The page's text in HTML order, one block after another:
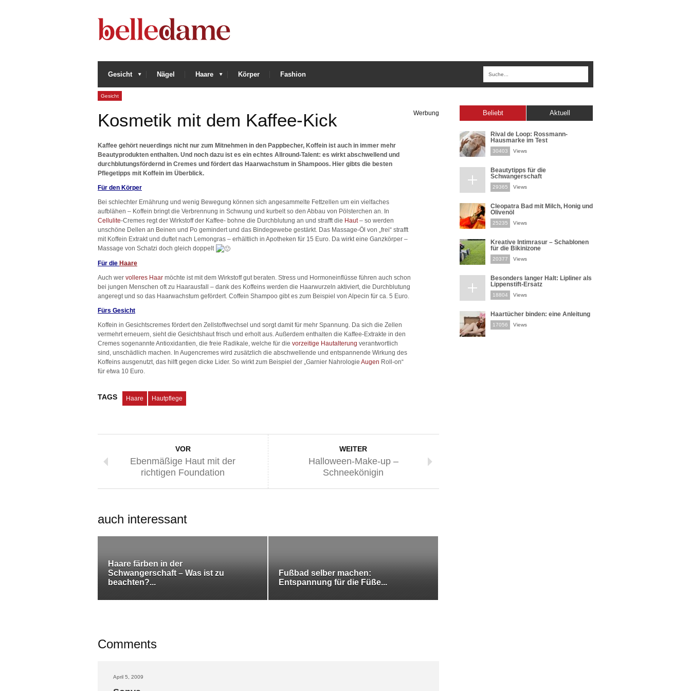
Gesicht Nägel Haare Körper Fashion
Gesicht
Kosmetik mit dem Kaffee-Kick Werbung
Kaffee gehört neuerdings nicht nur zum Mitnehmen in den Pappbecher, Koffein ist auch in immer mehr
Beautyprodukten enthalten. Und noch dazu ist es ein echtes Allround-Talent: es wirkt abschwellend und
durchblutungsfördernd in Cremes und fördert das Haarwachstum in Shampoos. Hier gibts die besten
Pflegetipps mit Koffein im Überblick.
Für den Körper
Bei schlechter Ernährung und wenig Bewegung können sich angesammelte Fettzellen um ein vielfaches
aufblähen – Koffein bringt die Verbrennung in Schwung und kurbelt so den Abbau von Pölsterchen an. In
Cellulite-Cremes regt der Wirkstoff der Kaffee- bohne die Durchblutung an und strafft die Haut– so werden
unschöne Dellen an Beinen und Po gemindert und das Bindegewebe gestärkt. Das Massage-Öl von „frei“ strafft
mit Koffein Extrakt und duftet nach Lemongras – erhältlich in Apotheken für 15 Euro. Da wirkt eine Ganzkörper –
Massage von Schatzi doch gleich doppelt
Für die Haare
Auch wer volleres Haar möchte ist mit dem Wirkstoff gut beraten. Stress und Hormoneinflüsse führen auch schon
bei jungen Menschen oft zu Haarausfall – dank des Koffeins werden die Haarwurzeln aktiviert, die Durchblutung
angeregt und so das Haarwachstum gefördert. Coffein Shampoo gibt es zum Beispiel von Alpecin für ca. 5 Euro.
Fürs Gesicht
Koffein in Gesichtscremes fördert den Zellstoffwechsel und sorgt damit für mehr Spannung. Da sich die Zellen
vermehrt erneuern, sieht die Gesichtshaut frisch und erholt aus. Außerdem enthalten die Kaffee-Extrakte in den
Cremes sogenannte Antioxidantien, die freie Radikale, welche für die vorzeitige Hautalterung verantwortlich
sind, unschädlich machen. In Augencremes wird zusätzlich die abschwellende und entspannende Wirkung des
Koffeins ausgenutzt, das hilft gegen dicke Lider. So wirkt zum Beispiel der „Garnier Nahrologie Augen Roll-on“
für etwa 10 Euro.
TAGS Haare Hautpflege
VOR
Ebenmäßige Haut mit der
richtigen Foundation
WEITER
Halloween-Make-up –
Schneekönigin
auch interessant
Haare färben in der
Schwangerschaft – Was ist zu
beachten?...
Fußbad selber machen:
Entspannung für die Füße...
Comments
April 5, 2009
Beliebt Aktuell
Rival de Loop: Rossmann-
Hausmarke im Test
30403 Views
Beautytipps für die
Schwangerschaft
29365 Views
Cleopatra Bad mit Milch, Honig und
Olivenöl
25235 Views
Kreative Intimrasur – Schablonen
für die Bikinizone
20377 Views
Besonders langer Halt: Lipliner als
Lippenstift-Ersatz
18804 Views
Haartücher binden: eine Anleitung
17056 Views